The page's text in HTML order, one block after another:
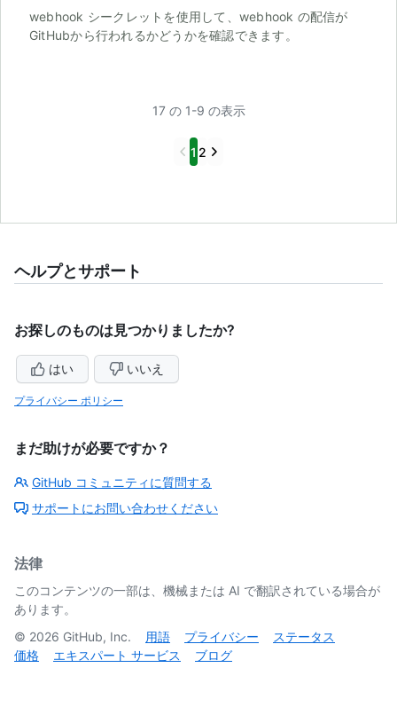
webhook シークレットを使用して、webhook の配信が
GitHubから行われるかどうかを確認できます。
17 の 1-9 の表示
Previous
1 2 Next
ヘルプとサポート
お探しのものは見つかりましたか?
はい いいえ
プライバシー ポリシー
まだ助けが必要ですか？
GitHub コミュニティに質問する
サポートにお問い合わせください
法律
このコンテンツの一部は、機械または AI で翻訳されている場合が
あります。
© 2026 GitHub, Inc. 用語 プライバシー
ステータス
価格
エキスパート サービス ブログ